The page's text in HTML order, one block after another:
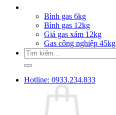
Bình gas 6kg
Bình gas 12kg
Giá gas xám 12kg
Gas công nghiệp 45kg
Tìm
kiếm:
Hotline: 0933.234.833